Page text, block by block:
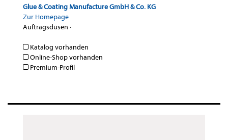
Glue & Coating Manufacture GmbH & Co. KG
Zur Homepage
Auftragsdüsen ·
Katalog vorhanden
Online-Shop vorhanden
Premium-Profil